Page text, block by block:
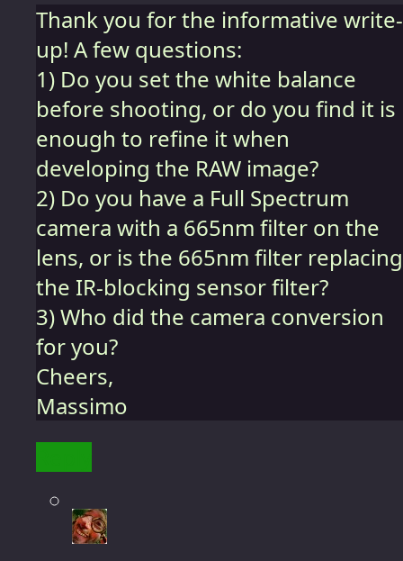
Thank you for the informative write-
up! A few questions:
1) Do you set the white balance
before shooting, or do you find it is
enough to refine it when
developing the RAW image?
2) Do you have a Full Spectrum
camera with a 665nm filter on the
lens, or is the 665nm filter replacing
the IR-blocking sensor filter?
3) Who did the camera conversion
for you?
Cheers,
Massimo